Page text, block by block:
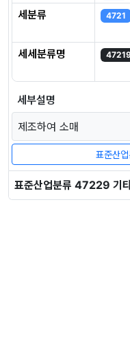
세분류
4721
세세분류명
세부설명
제조하여 소매
표준산
표준산업분류 47229 기